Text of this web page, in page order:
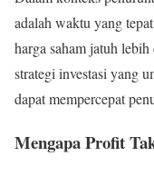
adalah waktu yang
harga saham jatuh
strategi investasi yang
dapat mempercepat
Mengapa Profit